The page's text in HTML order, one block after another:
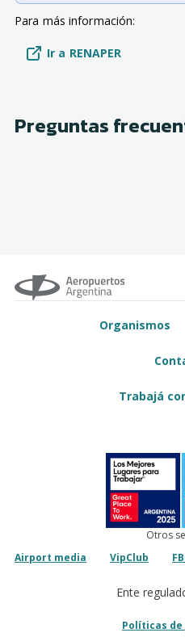
Para más información:
Ir a RENAPER
Preguntas
Organismos
Trabajá
Otros
Airport media
VipClub
Ente
Políticas